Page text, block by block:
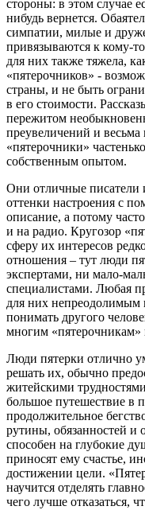
стороны: в этом случае
нибудь вернется.
симпатии, милые и
привязываются к кому-
для них также тяжела,
«пятерочников» -
страны, и не быть
в его стоимости.
пережитом
преувеличений и
«пятерочники»
собственным опытом.
Они отличные писатели
оттенки настроения с
описание, а потому
и на радио. Кругозор
сферу их интересов
отношения – тут люди
экспертами, ни мало-
специалистами. Любая
для них непреодолимым
понимать другого
многим «пятерочникам»
Люди пятерки отлично
решать их, обычно
житейскими
большое путешествие в
продолжительное
рутины, обязанностей и
способен на глубокие
приносят ему счастье,
достижении цели.
научится отделять
чего лучше отказаться,